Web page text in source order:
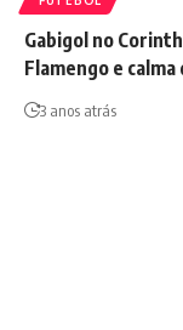
Gabigol no
Flamengo e
3 anos atrás